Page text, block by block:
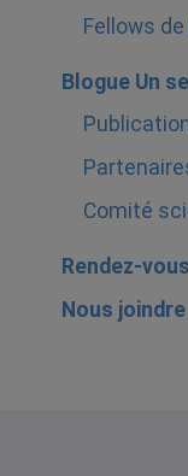
Fellows de
Blogue Un
Comité
Rendez-
Nous joindre